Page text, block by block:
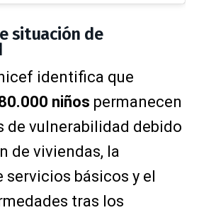
situación de
identifica que
niños permanecen
de vulnerabilidad debido
de viviendas, la
servicios básicos y el
tras los